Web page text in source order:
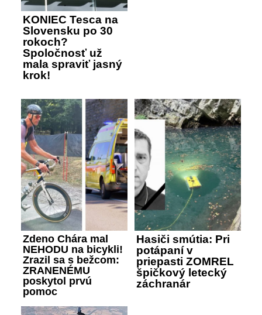
KONIEC Tesca na
Slovensku po 30
rokoch?
Spoločnosť už
mala spraviť jasný
krok!
Zdeno Chára mal
NEHODU na bicykli!
Zrazil sa s bežcom:
ZRANENÉMU
poskytol prvú
pomoc
Hasiči smútia: Pri
potápaní v
priepasti ZOMREL
špičkový letecký
záchranár